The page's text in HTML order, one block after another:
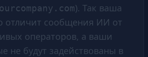
). Так ваша
отличит сообщения ИИ от
операторов, а ваши
не будут задействованы в